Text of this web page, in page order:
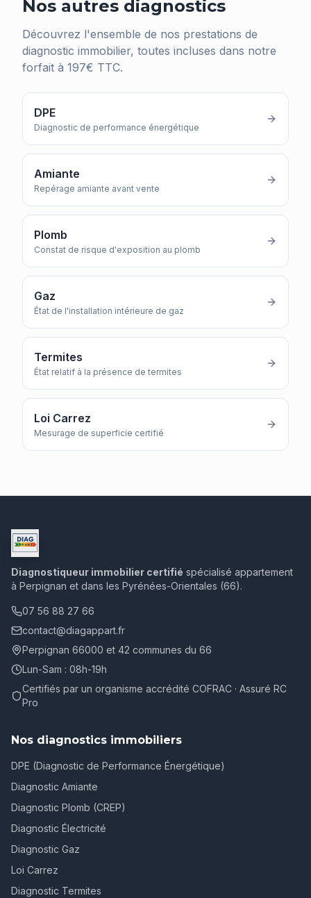
Nos autres diagnostics
Découvrez l'ensemble de nos prestations de
diagnostic immobilier, toutes incluses dans notre
forfait à 197€ TTC.
DPE
Diagnostic de performance énergétique
Amiante
Repérage amiante avant vente
Plomb
Constat de risque d'exposition au plomb
Gaz
État de l'installation intérieure de gaz
Termites
État relatif à la présence de termites
Loi Carrez
Mesurage de superficie certifié
Diagnostiqueur immobilier certifié spécialisé appartement
à Perpignan et dans les Pyrénées-Orientales (66).
07 56 88 27 66
contact@diagappart.fr
Perpignan 66000 et 42 communes du 66
Lun-Sam : 08h-19h
Certifiés par un organisme accrédité COFRAC · Assuré RC
Pro
Nos diagnostics immobiliers
DPE (Diagnostic de Performance Énergétique)
Diagnostic Amiante
Diagnostic Plomb (CREP)
Diagnostic Électricité
Diagnostic Gaz
Loi Carrez
Diagnostic Termites